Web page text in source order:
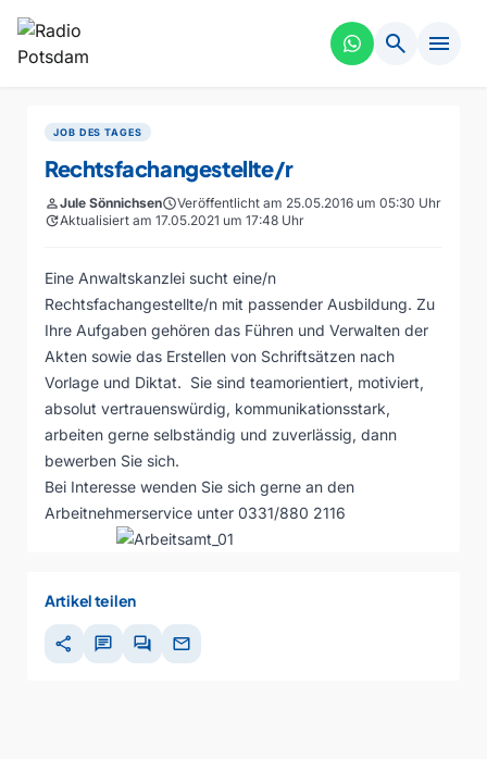
search menu
JOB DES TAGES
Rechtsfachangestellte/r
personJule SönnichsenscheduleVeröffentlicht am 25.05.2016 um 05:30 Uhr
updateAktualisiert am 17.05.2021 um 17:48 Uhr
Eine Anwaltskanzlei sucht eine/n
Rechtsfachangestellte/n mit passender Ausbildung. Zu
Ihre Aufgaben gehören das Führen und Verwalten der
Akten sowie das Erstellen von Schriftsätzen nach
Vorlage und Diktat. Sie sind teamorientiert, motiviert,
absolut vertrauenswürdig, kommunikationsstark,
arbeiten gerne selbständig und zuverlässig, dann
bewerben Sie sich.
Bei Interesse wenden Sie sich gerne an den
Arbeitnehmerservice unter 0331/880 2116
Artikel teilen
share chat forum mail